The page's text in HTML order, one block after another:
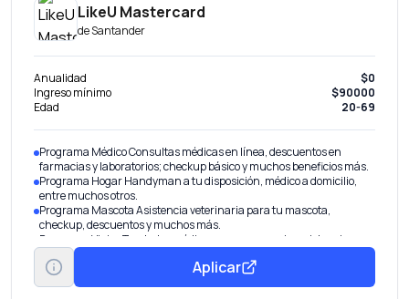
LikeU Mastercard
deSantander
Anualidad
$0
Ingreso mínimo
$90000
Edad
20-69
Programa Médico Consultas médicas en línea, descuentos en
farmacias y laboratorios; checkup básico y muchos beneficios más.
Programa Hogar Handyman a tu disposición, médico a domicilio,
entre muchos otros.
Programa Mascota Asistencia veterinaria para tu mascota,
checkup, descuentos y muchos más.
Programa Viajes Traslados médicos por emergencia, asistencia
dental en el extranjero, asesoría legal y más.
Programa Millenials Servicios de Concierge para eventos, tours por
la ciudad y hasta plataforma de cashback.
Aplicar